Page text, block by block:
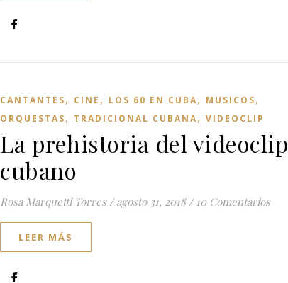
CANTANTES, CINE , LOS 60 EN CUBA, MUSICOS,
ORQUESTAS, TRADICIONAL CUBANA, VIDEOCLIP
La prehistoria del videoclip
cubano
Rosa Marquetti Torres / agosto 31, 2018 / 10 Comentarios
LEER MÁS